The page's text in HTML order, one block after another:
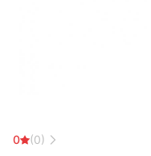
0 (0)